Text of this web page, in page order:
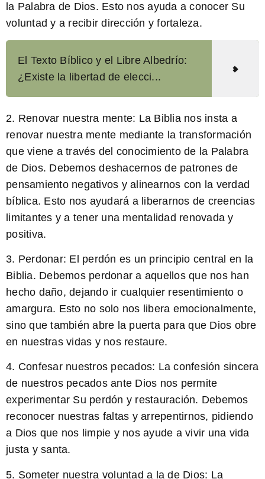
la Palabra de Dios. Esto nos ayuda a conocer Su
voluntad y a recibir dirección y fortaleza.
El Texto Bíblico y el Libre Albedrío:
¿Existe la libertad de elecci...
2. Renovar nuestra mente: La Biblia nos insta a
renovar nuestra mente mediante la transformación
que viene a través del conocimiento de la Palabra
de Dios. Debemos deshacernos de patrones de
pensamiento negativos y alinearnos con la verdad
bíblica. Esto nos ayudará a liberarnos de creencias
limitantes y a tener una mentalidad renovada y
positiva.
3. Perdonar: El perdón es un principio central en la
Biblia. Debemos perdonar a aquellos que nos han
hecho daño, dejando ir cualquier resentimiento o
amargura. Esto no solo nos libera emocionalmente,
sino que también abre la puerta para que Dios obre
en nuestras vidas y nos restaure.
4. Confesar nuestros pecados: La confesión sincera
de nuestros pecados ante Dios nos permite
experimentar Su perdón y restauración. Debemos
reconocer nuestras faltas y arrepentirnos, pidiendo
a Dios que nos limpie y nos ayude a vivir una vida
justa y santa.
5. Someter nuestra voluntad a la de Dios: La